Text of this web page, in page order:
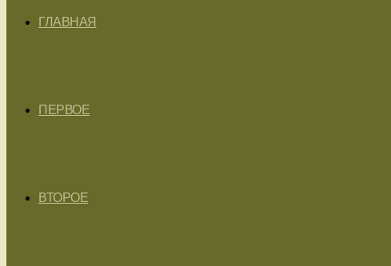
ГЛАВНАЯ
ПЕРВОЕ
ВТОРОЕ